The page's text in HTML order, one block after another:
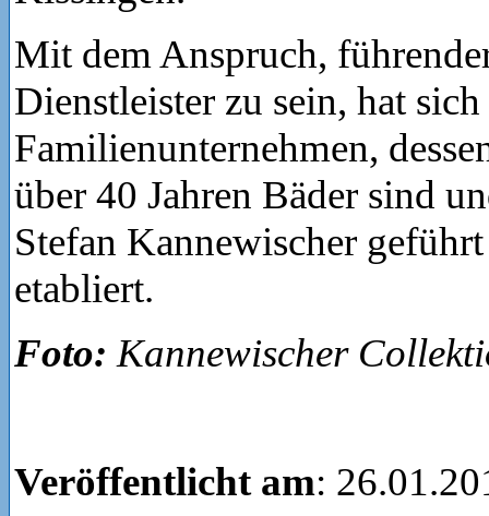
Mit dem Anspruch,
Dienstleister zu sein, hat sich
Familienunternehmen,
über 40 Jahren Bäder sind
Stefan Kannewischer
etabliert.
Foto: Kannewischer
Veröffentlicht am: